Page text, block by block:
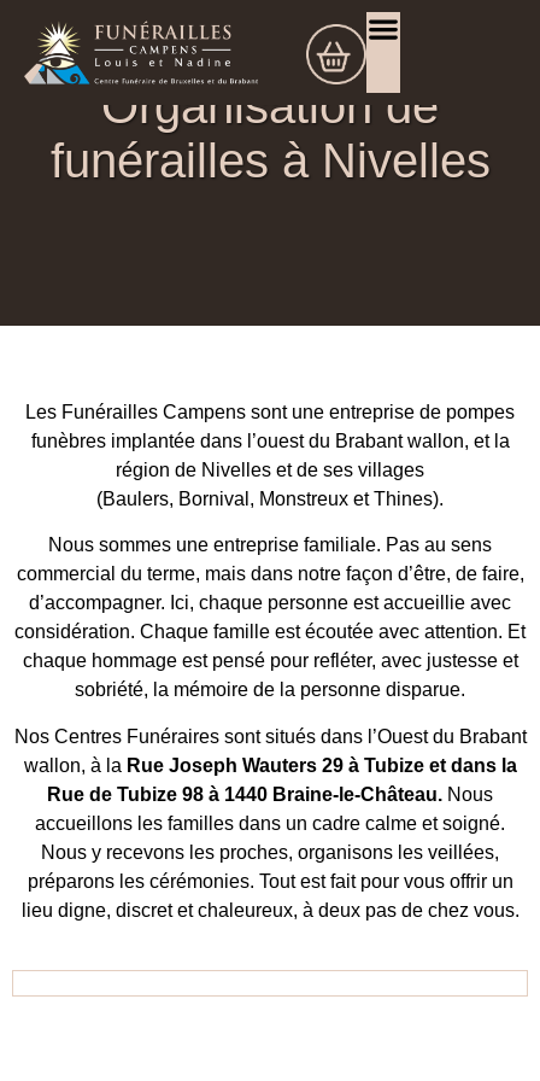
Organisation de
funérailles à Nivelles
Les Funérailles Campens sont une entreprise de pompes
funèbres implantée dans l’ouest du Brabant wallon, et la
région de Nivelles et de ses villages
(Baulers, Bornival, Monstreux et Thines).
Nous sommes une entreprise familiale. Pas au sens
commercial du terme, mais dans notre façon d’être, de faire,
d’accompagner. Ici, chaque personne est accueillie avec
considération. Chaque famille est écoutée avec attention. Et
chaque hommage est pensé pour refléter, avec justesse et
sobriété, la mémoire de la personne disparue.
Nos Centres Funéraires sont situés dans l’Ouest du Brabant
wallon, à la Rue Joseph Wauters 29 à Tubize et dans la
Rue de Tubize 98 à 1440 Braine-le-Château. Nous
accueillons les familles dans un cadre calme et soigné.
Nous y recevons les proches, organisons les veillées,
préparons les cérémonies. Tout est fait pour vous offrir un
lieu digne, discret et chaleureux, à deux pas de chez vous.